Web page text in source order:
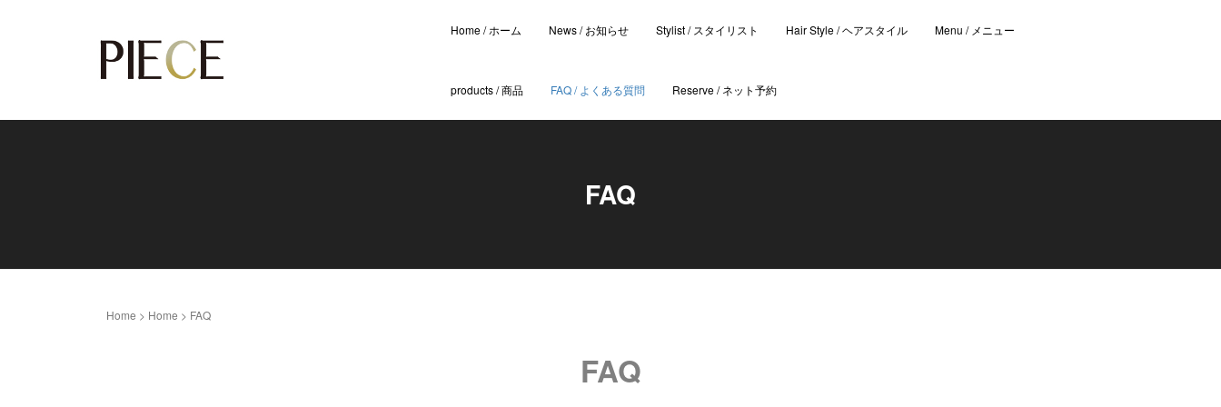
Home / ホーム News / お知らせ Stylist / スタイリスト Hair Style / ヘアスタイル Menu / メニュー
products / 商品 FAQ / よくある質問 Reserve / ネット予約
FAQ
Home > Home > FAQ
FAQ